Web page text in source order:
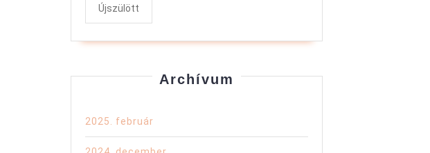
Újszülött
Archívum
2025. február